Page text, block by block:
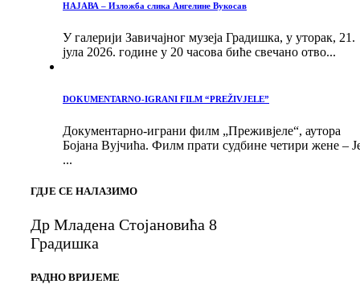
НАЈАВА – Изложба слика Ангелине Вукосав
У галерији Завичајног музеја Градишка, у уторак, 21.
јула 2026. године у 20 часова биће свечано отво...
DOKUMENTARNO-IGRANI FILM “PREŽIVJELE”
Документарно-играни филм „Преживјеле“, аутора
Бојана Вујчића. Филм прати судбине четири жене –
...
ГДЈЕ СЕ НАЛАЗИМО
Др Младена Стојановића 8
Градишка
РАДНО ВРИЈЕМЕ